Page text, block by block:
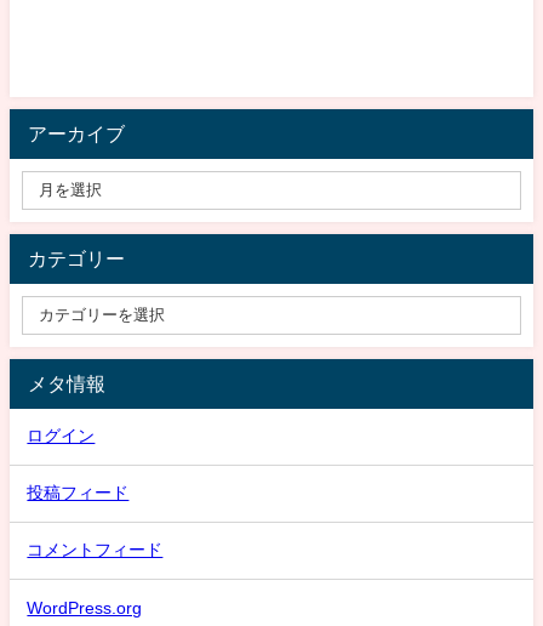
アーカイブ
カテゴリー
メタ情報
ログイン
投稿フィード
コメントフィード
WordPress.org